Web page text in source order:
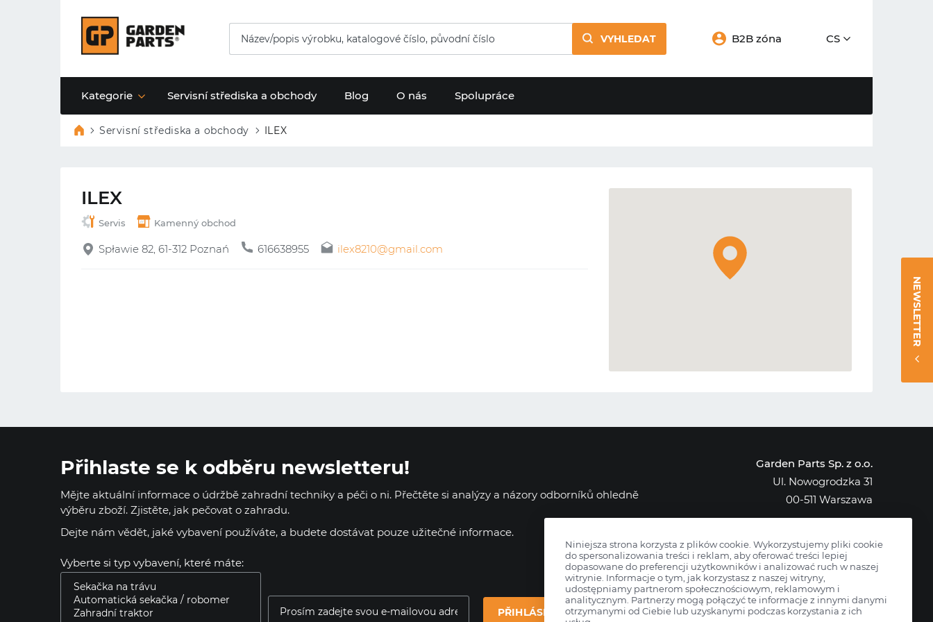
VYHLEDAT B2B zóna CS
Kategorie Servisní střediska a obchody Blog O nás Spolupráce
Servisní střediska a obchody ILEX
ILEX
Servis Kamenný obchod
Spławie 82, 61-312 Poznań 616638955 ilex8210@gmail.com
NEWSLETTER
Přihlaste se k odběru newsletteru!
Mějte aktuální informace o údržbě zahradní techniky a péči o ni. Přečtěte si analýzy a názory odborníků ohledně
výběru zboží. Zjistěte, jak pečovat o zahradu.
Dejte nám vědět, jaké vybavení používáte, a budete dostávat pouze užitečné informace.
Vyberte si typ vybavení, které máte:
PŘIHLÁSIT SE
Garden Parts Sp. z o.o.
Ul. Nowogrodzka 31
00-511 Warszawa
KRS: 0000431421
Niniejsza strona korzysta z plików cookie. Wykorzystujemy pliki cookie
do spersonalizowania treści i reklam, aby oferować treści lepiej
dopasowane do preferencji użytkowników i analizować ruch w naszej
witrynie. Informacje o tym, jak korzystasz z naszej witryny,
udostępniamy partnerom społecznościowym, reklamowym i
analitycznym. Partnerzy mogą połączyć te informacje z innymi danymi
otrzymanymi od Ciebie lub uzyskanymi podczas korzystania z ich